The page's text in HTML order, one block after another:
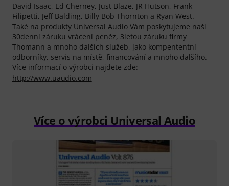
David Isaac, Ed Cherney, Just Blaze, JR Hutson, Frank
Filipetti, Jeff Balding, Billy Bob Thornton a Ryan West.
Také na produkty Universal Audio Vám poskytujeme naši
30denní záruku vrácení peněz, 3letou záruku firmy
Thomann a mnoho dalších služeb, jako kompententní
odborníky, servis na místě, financování a mnoho dalšího.
Více informací o výrobci najdete zde:
http://www.uaudio.com
Více o výrobci Universal Audio